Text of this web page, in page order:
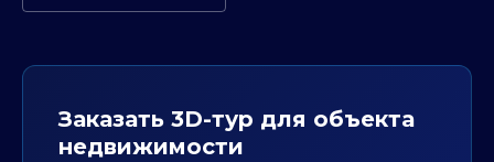
Заказать 3D-тур для объекта
недвижимости